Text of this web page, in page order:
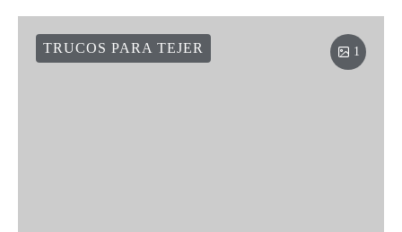
1
TRUCOS PARA TEJER